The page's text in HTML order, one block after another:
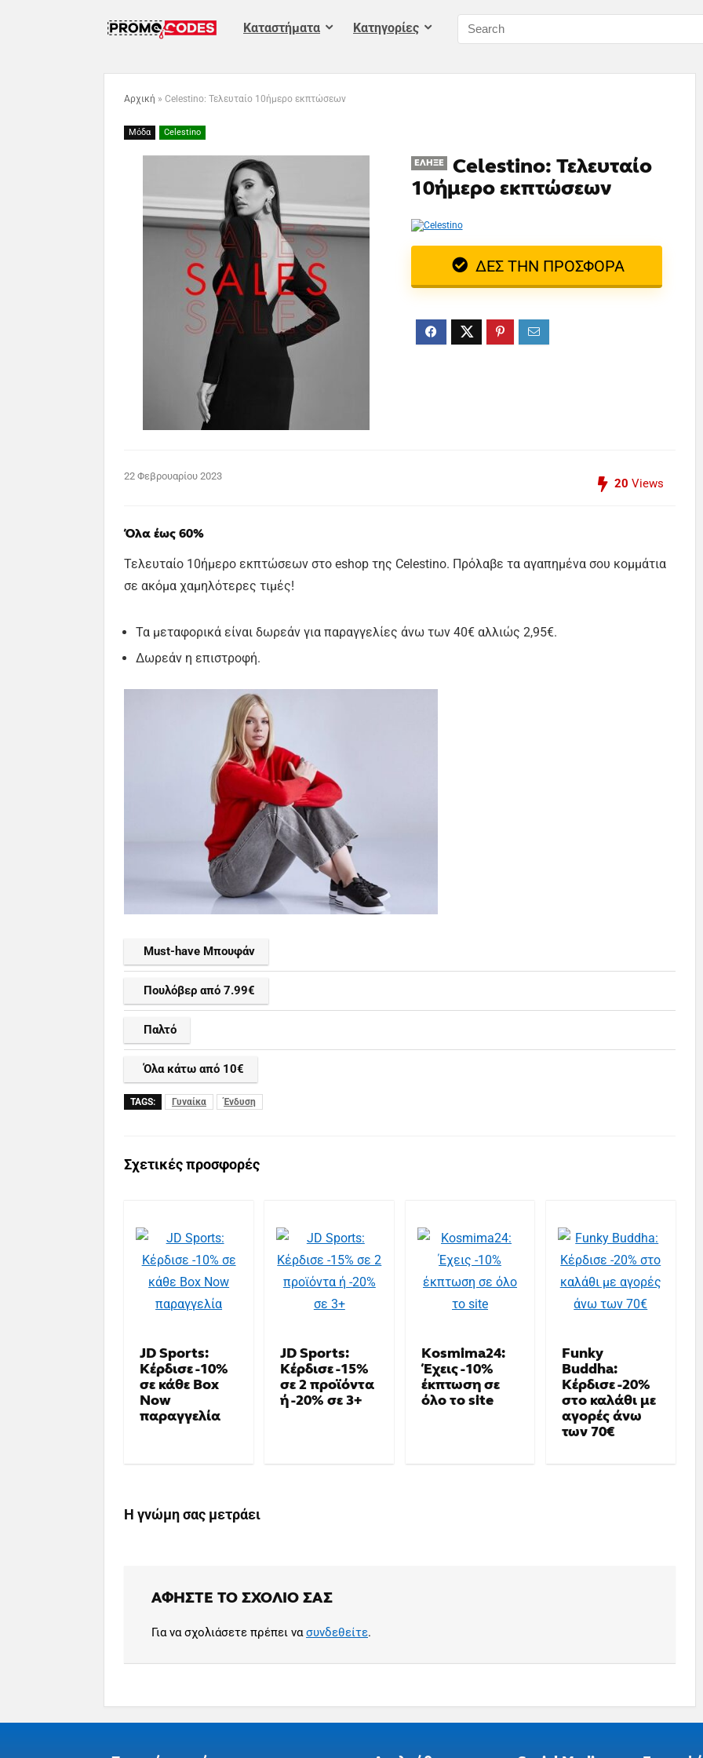
Καταστήματα Kατηγορίες
Αρχική » Celestino: Τελευταίο 10ήμερο εκπτώσεων
Μόδα Celestino
ΈΛΗΞΕ
Celestino: Τελευταίο
10ήμερο εκπτώσεων
ΔΕΣ ΤΗΝ ΠΡΟΣΦΟΡΑ
22 Φεβρουαρίου 2023
20 Views
Όλα έως 60%
Τελευταίο 10ήμερο εκπτώσεων στο eshop της Celestino. Πρόλαβε τα αγαπημένα σου κομμάτια
σε ακόμα χαμηλότερες τιμές!
Τα μεταφορικά είναι δωρεάν για παραγγελίες άνω των 40€ αλλιώς 2,95€.
Δωρεάν η επιστροφή.
Must-have Μπουφάν
Πουλόβερ από 7.99€
Παλτό
Όλα κάτω από 10€
TAGS: Γυναίκα Ένδυση
Σχετικές προσφορές
JD Sports:
Κέρδισε -10%
σε κάθε Box
Now
παραγγελία
JD Sports:
Κέρδισε -15%
σε 2 προϊόντα
ή -20% σε 3+
Kosmima24:
Έχεις -10%
έκπτωση σε
όλο το site
Funky
Buddha:
Κέρδισε -20%
στο καλάθι με
αγορές άνω
των 70€
Η γνώμη σας μετράει
ΑΦΉΣΤΕ ΤΟ ΣΧΌΛΙΟ ΣΑΣ
Για να σχολιάσετε πρέπει νασυνδεθείτε.